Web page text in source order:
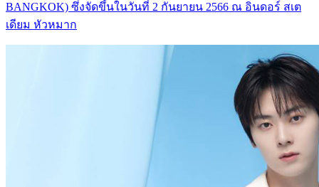
BANGKOK) ซึ่งจัดขึ้นในวันที่ 2 กันยายน 2566 ณ อินดอร์ สเต
เดียม หัวหมาก